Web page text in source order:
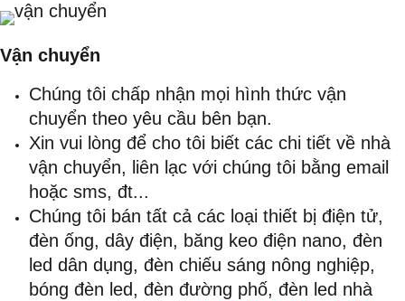
Vận chuyển
Chúng tôi chấp nhận mọi hình thức vận
chuyển theo yêu cầu bên bạn.
Xin vui lòng để cho tôi biết các chi tiết về nhà
vận chuyển, liên lạc với chúng tôi bằng email
hoặc sms, đt...
Chúng tôi bán tất cả các loại thiết bị điện tử,
đèn ống, dây điện, băng keo điện nano, đèn
led dân dụng, đèn chiếu sáng nông nghiệp,
bóng đèn led, đèn đường phố, đèn led nhà